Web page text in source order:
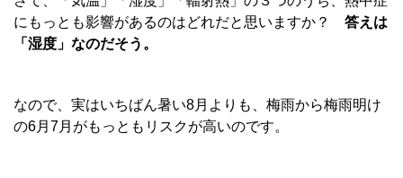
にもっとも影響があるのはどれだと思いますか？ 答えは
「湿度」なのだそう。
なので、実はいちばん暑い8月よりも、梅雨から梅雨明け
の6月7月がもっともリスクが高いのです。